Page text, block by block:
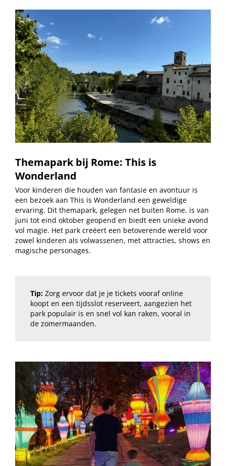
Themapark bij Rome: This is
Wonderland
Voor kinderen die houden van fantasie en avontuur is
een bezoek aan This is Wonderland een geweldige
ervaring. Dit themapark, gelegen net buiten Rome, is van
juni tot eind oktober geopend en biedt een unieke avond
vol magie. Het park creëert een betoverende wereld voor
zowel kinderen als volwassenen, met attracties, shows en
magische personages.
Tip: Zorg ervoor dat je je tickets vooraf online
koopt en een tijdsslot reserveert, aangezien het
park populair is en snel vol kan raken, vooral in
de zomermaanden.